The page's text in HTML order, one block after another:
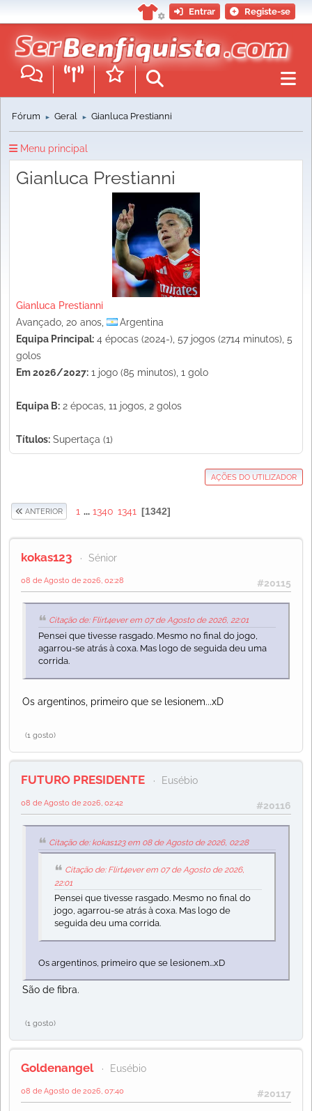
Entrar Registe-se
Fórum ► Geral ► Gianluca Prestianni
Menu principal
Gianluca Prestianni
Gianluca Prestianni
Avançado, 20 anos,
Argentina
Equipa Principal: 4 épocas (2024-), 57 jogos (2714 minutos), 5
golos
Em 2026/2027: 1 jogo (85 minutos), 1 golo
Equipa B: 2 épocas, 11 jogos, 2 golos
Títulos: Supertaça (1)
AÇÕES DO UTILIZADOR
ANTERIOR 1 ... 1340 1341 1342
kokas123 Sénior
#20115
08 de Agosto de 2026, 02:28
Citação de: Flirt4ever em 07 de Agosto de 2026, 22:01
Pensei que tivesse rasgado. Mesmo no final do jogo,
agarrou-se atrás à coxa. Mas logo de seguida deu uma
corrida.
Os argentinos, primeiro que se lesionem...xD
(1 gosto)
FUTURO PRESIDENTE Eusébio
#20116
08 de Agosto de 2026, 02:42
Citação de: kokas123 em 08 de Agosto de 2026, 02:28
Citação de: Flirt4ever em 07 de Agosto de 2026,
22:01
Pensei que tivesse rasgado. Mesmo no final do
jogo, agarrou-se atrás à coxa. Mas logo de
seguida deu uma corrida.
Os argentinos, primeiro que se lesionem...xD
São de fibra.
(1 gosto)
Goldenangel Eusébio
#20117
08 de Agosto de 2026, 07:40